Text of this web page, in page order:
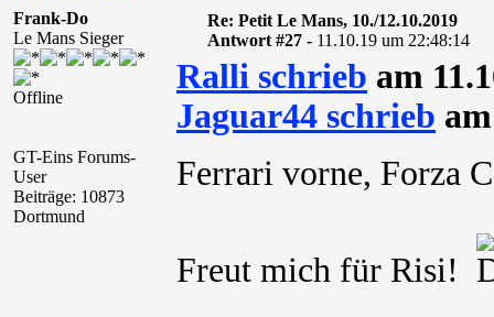
Frank-Do
Le Mans Sieger
Offline
GT-Eins Forums-
User
Beiträge: 10873
Dortmund
Re: Petit Le Mans, 10./12.10.2019
Antwort #27 - 11.10.19 um 22:48:14
Ralli schrieb am
Jaguar44 schrieb
Ferrari vorne, Forza
Freut mich für Risi!